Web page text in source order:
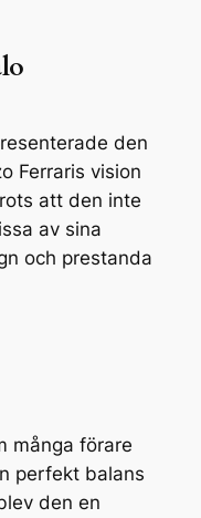
den
Ferraris vision
att den inte
av sina
och prestanda
många förare
perfekt balans
den en